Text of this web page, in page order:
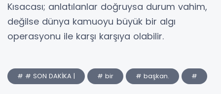
Kısacası; anlatılanlar doğruysa durum vahim,
değilse dünya kamuoyu büyük bir algı
operasyonu ile karşı karşıya olabilir.
# # SON DAKİKA | # bir # başkan. #